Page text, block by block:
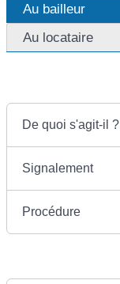
Au bailleur
Au locataire
De quoi s'agit-il ?
Signalement
Procédure